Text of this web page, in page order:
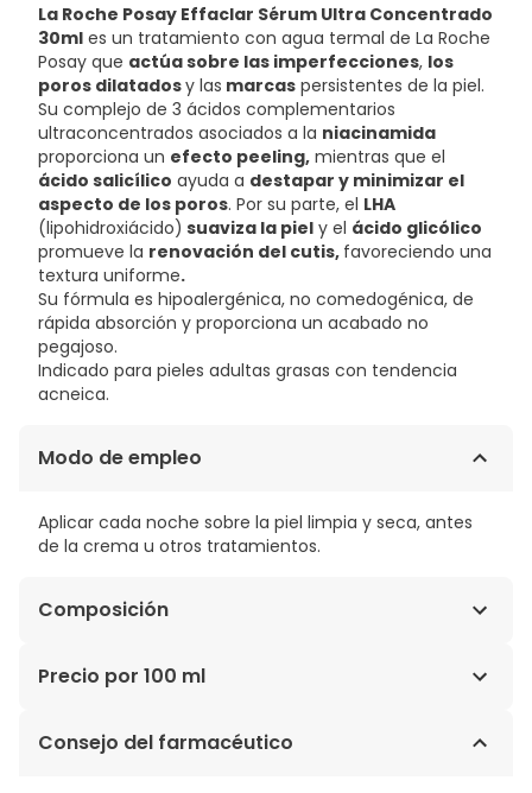
La Roche Posay Effaclar Sérum Ultra Concentrado
30ml es un tratamiento con agua termal de La Roche
Posay que actúa sobre las imperfecciones, los
poros dilatadosy las marcas persistentes de la piel.
Su complejo de 3 ácidos complementarios
ultraconcentrados asociados a la niacinamida
proporciona un efecto peeling, mientras que el
ácido salicílico ayuda a destapar y minimizar el
aspecto de los poros. Por su parte, el LHA
(lipohidroxiácido) suaviza la piel y el ácido glicólico
promueve la renovación del cutis, favoreciendo una
textura uniforme.
Su fórmula es hipoalergénica, no comedogénica, de
rápida absorción y proporciona un acabado no
pegajoso.
Indicado para pieles adultas grasas con tendencia
acneica.
Modo de empleo
Aplicar cada noche sobre la piel limpia y seca, antes
de la crema u otros tratamientos.
Composición
AQUA / WATER, ALCOHOL DENAT., PROPANEDIOL,
HYDROXIDE, PEG-60 HYDROGENATED CASTOR OIL,
Precio por 100 ml
114,53€ / 100 ml
Consejo del farmacéutico